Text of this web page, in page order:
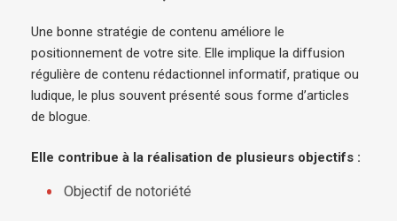
Une bonne stratégie de contenu améliore le
positionnement de votre site. Elle implique la diffusion
régulière de contenu rédactionnel informatif, pratique ou
ludique, le plus souvent présenté sous forme d’articles
de blogue.
Elle contribue à la réalisation de plusieurs objectifs :
Objectif de notoriété